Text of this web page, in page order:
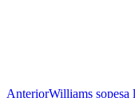
AnteriorWilliams sopesa